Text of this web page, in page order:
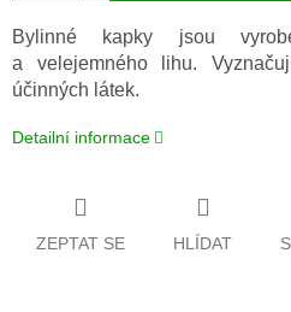
Bylinné kapky jsou
a velejemného lihu.
účinných látek.
Detailní informace
ZEPTAT SE HLÍDAT